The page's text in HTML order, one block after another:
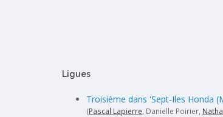
Ligues
Troisième dans 'Sept-Iles Honda
(Pascal Lapierre , Danielle Poirier,